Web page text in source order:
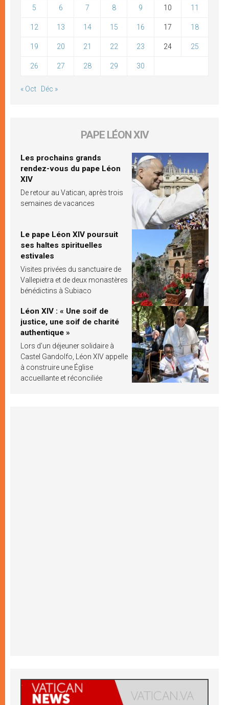
5 6 7 8 9 10 11
12 13 14 15 16 17 18
19 20 21 22 23 24 25
26 27 28 29 30
« Oct Déc »
PAPE LÉON XIV
Les prochains grands
rendez-vous du pape Léon
XIV
De retour au Vatican, après trois
semaines de vacances
Le pape Léon XIV poursuit
ses haltes spirituelles
estivales
Visites privées du sanctuaire de
Vallepietra et de deux monastères
bénédictins à Subiaco
Léon XIV : « Une soif de
justice, une soif de charité
authentique »
Lors d’un déjeuner solidaire à
Castel Gandolfo, Léon XIV appelle
à construire une Église
accueillante et réconciliée